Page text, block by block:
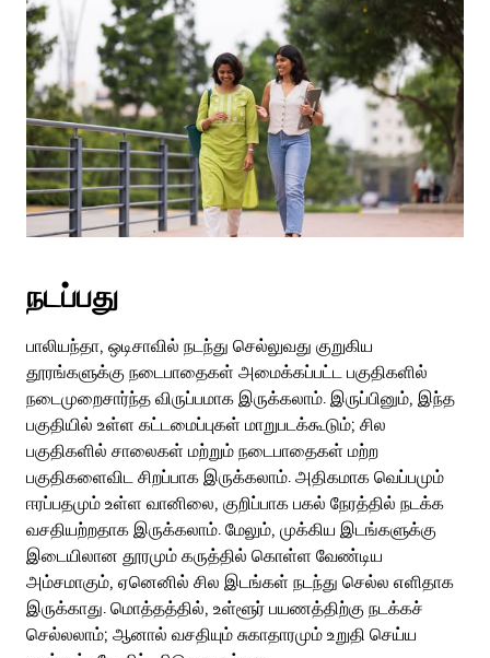
நடப்பது
பாலியந்தா, ஒடிசாவில் நடந்து செல்லுவது குறுகிய
தூரங்களுக்கு நடைபாதைகள் அமைக்கப்பட்ட பகுதிகளில்
நடைமுறைசார்ந்த விருப்பமாக இருக்கலாம். இருப்பினும், இந்த
பகுதியில் உள்ள கட்டமைப்புகள் மாறுபடக்கூடும்; சில
பகுதிகளில் சாலைகள் மற்றும் நடைபாதைகள் மற்ற
பகுதிகளைவிட சிறப்பாக இருக்கலாம். அதிகமாக வெப்பமும்
ஈரப்பதமும் உள்ள வானிலை, குறிப்பாக பகல் நேரத்தில் நடக்க
வசதியற்றதாக இருக்கலாம். மேலும், முக்கிய இடங்களுக்கு
இடையிலான தூரமும் கருத்தில் கொள்ள வேண்டிய
அம்சமாகும், ஏனெனில் சில இடங்கள் நடந்து செல்ல எளிதாக
இருக்காது. மொத்தத்தில், உள்ளூர் பயணத்திற்கு நடக்கச்
செல்லலாம்; ஆனால் வசதியும் சுகாதாரமும் உறுதி செய்ய